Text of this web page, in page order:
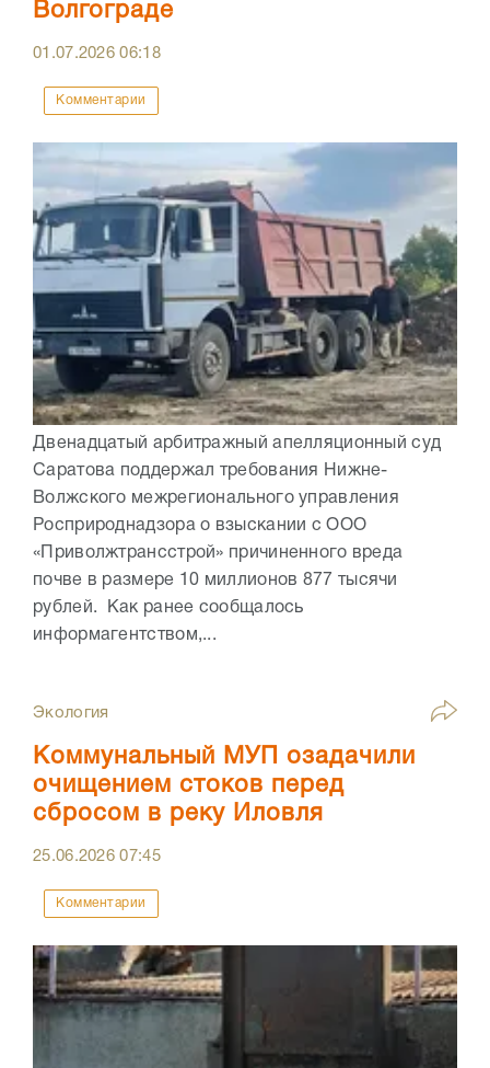
Волгограде
01.07.202606:18
Комментарии
Двенадцатый арбитражный апелляционный суд
Саратова поддержал требования Нижне-
Волжского межрегионального управления
Росприроднадзора о взыскании с ООО
«Приволжтрансстрой» причиненного вреда
почве в размере 10 миллионов 877 тысячи
рублей. Как ранее сообщалось
информагентством,...
Экология
Коммунальный МУП озадачили
очищением стоков перед
сбросом в реку Иловля
25.06.202607:45
Комментарии